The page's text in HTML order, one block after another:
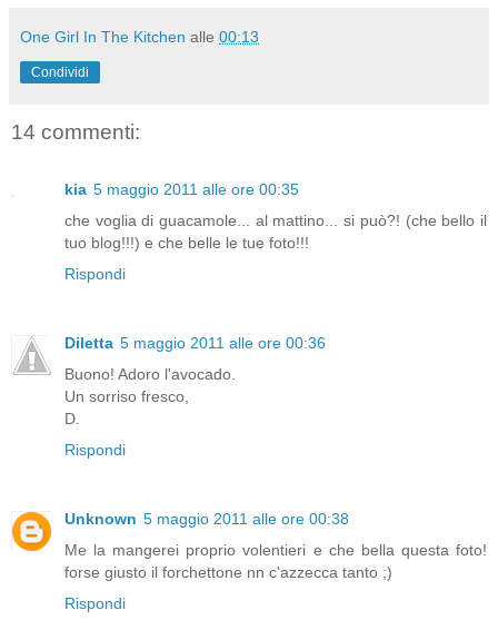
One Girl In The Kitchen alle 00:13
Condividi
14 commenti:
kia 5 maggio 2011 alle ore 00:35
che voglia di guacamole... al mattino... si può?! (che bello il
tuo blog!!!) e che belle le tue foto!!!
Rispondi
Diletta 5 maggio 2011 alle ore 00:36
Buono! Adoro l'avocado.
Un sorriso fresco,
D.
Rispondi
Unknown 5 maggio 2011 alle ore 00:38
Me la mangerei proprio volentieri e che bella questa foto!
forse giusto il forchettone nn c'azzecca tanto ;)
Rispondi